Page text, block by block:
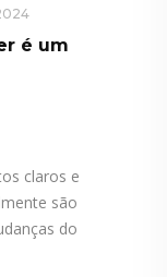
é um
claros e
são
do